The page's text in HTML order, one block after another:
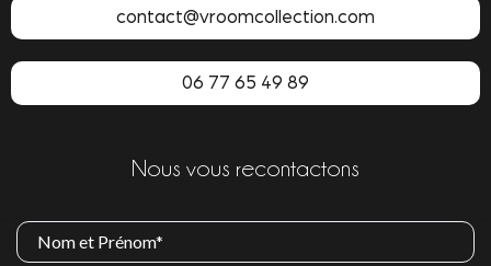
contact@vroomcollection.com
06 77 65 49 89
Nous vous recontactons